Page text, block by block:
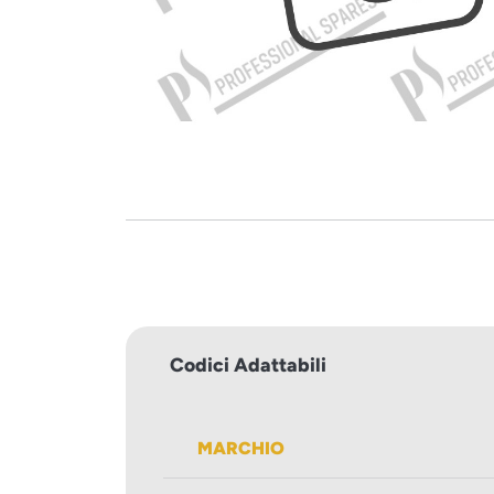
Codici Adattabili
MARCHIO